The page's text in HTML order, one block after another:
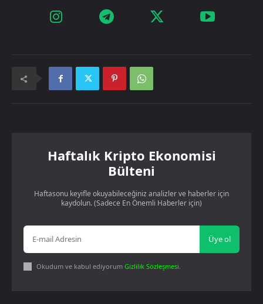
Haftalık Kripto Ekonomisi
Bülteni
Haftasonu keyifle okuyabileceğiniz analizler ve haberler için
kaydolun. (Sadece En Önemli Haberler için)
Üye ol
Okudum ve kabul ediyorum Gizlilik Sözleşmesi.